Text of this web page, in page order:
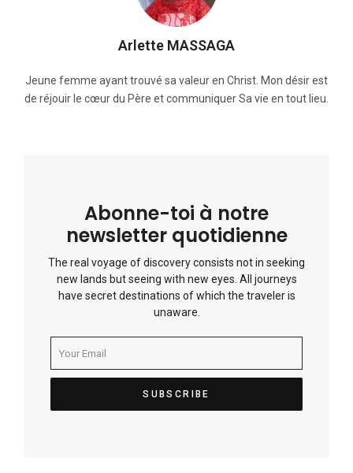
Arlette MASSAGA
Jeune femme ayant trouvé sa valeur en Christ. Mon désir est
de réjouir le cœur du Père et communiquer Sa vie en tout lieu.
Abonne-toi à notre
newsletter quotidienne
The real voyage of discovery consists not in seeking
new lands but seeing with new eyes. All journeys
have secret destinations of which the traveler is
unaware.